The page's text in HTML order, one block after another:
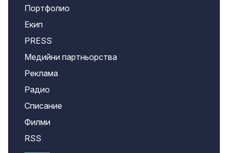
Портфолио
Екип
PRESS
Медийни партньорства
Реклама
Радио
Списание
Филми
RSS